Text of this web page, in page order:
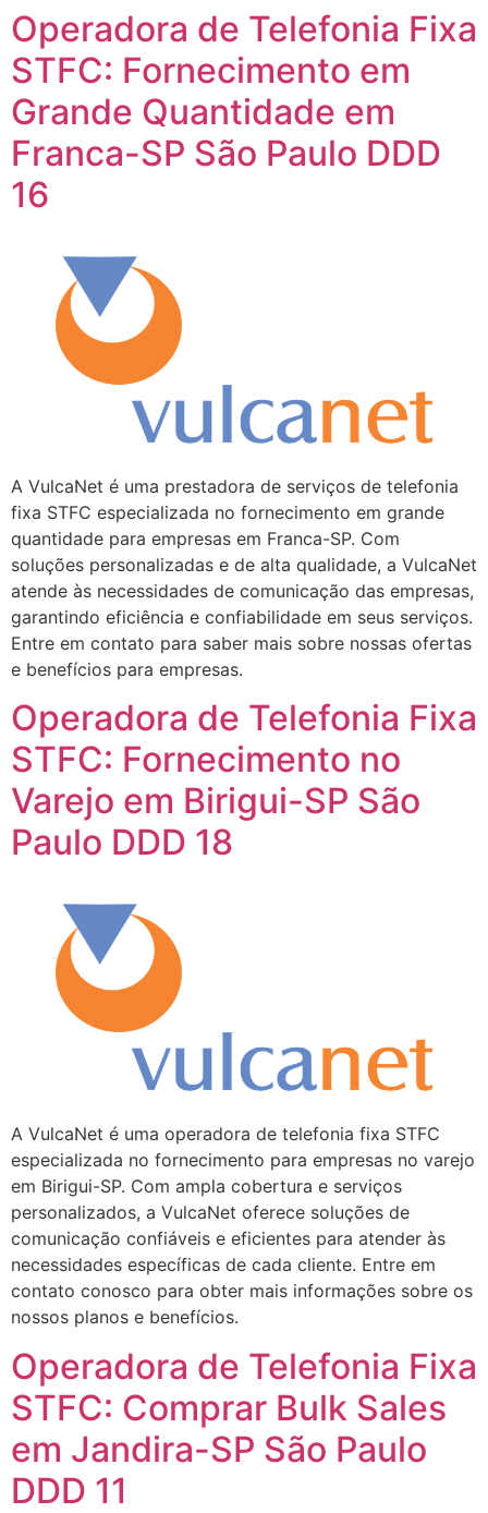
Operadora de Telefonia Fixa
STFC: Fornecimento em
Grande Quantidade em
Franca-SP São Paulo DDD
16
A VulcaNet é uma prestadora de serviços de telefonia
fixa STFC especializada no fornecimento em grande
quantidade para empresas em Franca-SP. Com
soluções personalizadas e de alta qualidade, a VulcaNet
atende às necessidades de comunicação das empresas,
garantindo eficiência e confiabilidade em seus serviços.
Entre em contato para saber mais sobre nossas ofertas
e benefícios para empresas.
Operadora de Telefonia Fixa
STFC: Fornecimento no
Varejo em Birigui-SP São
Paulo DDD 18
A VulcaNet é uma operadora de telefonia fixa STFC
especializada no fornecimento para empresas no varejo
em Birigui-SP. Com ampla cobertura e serviços
personalizados, a VulcaNet oferece soluções de
comunicação confiáveis e eficientes para atender às
necessidades específicas de cada cliente. Entre em
contato conosco para obter mais informações sobre os
nossos planos e benefícios.
Operadora de Telefonia Fixa
STFC: Comprar Bulk Sales
em Jandira-SP São Paulo
DDD 11